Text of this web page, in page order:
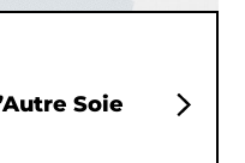
Soie